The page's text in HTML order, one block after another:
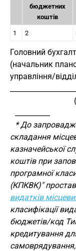
бюджетних
коштів
1 2
Головний
(начальник
управління/
* До
складання
казначейської
коштів при
програмної
(КПКВК)"
видатків
класифікації
бюджетів/код
кредитування